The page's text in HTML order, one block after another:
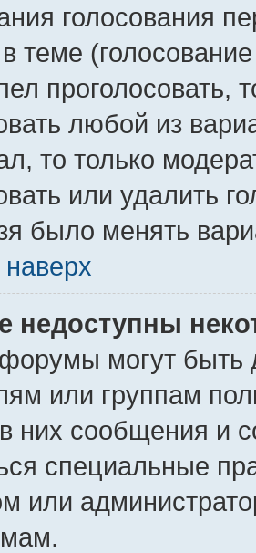
голосования
теме
проголосовать,
любой из
то только
или удалить
было менять
недоступны
могут быть
или группам
них сообщения и
специальные
или